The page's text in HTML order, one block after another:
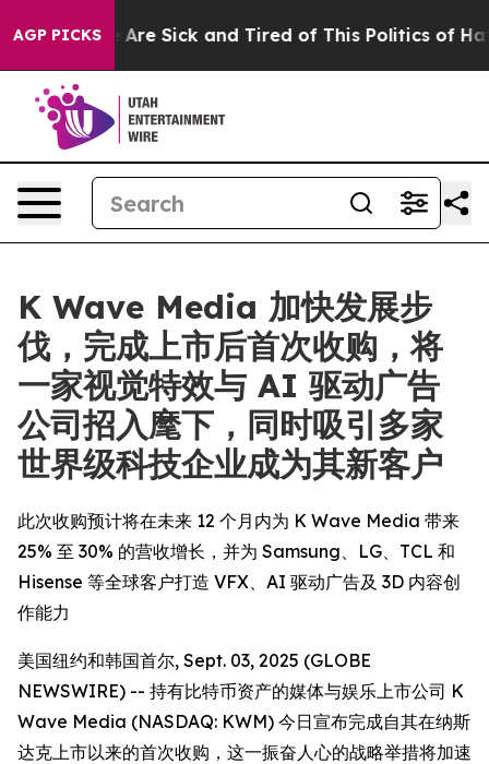
AGP PICKSAre Sick and Tired of This Politics of Hatred”
K Wave Media 加快发展步
伐，完成上市后首次收购，将
一家视觉特效与 AI 驱动广告
公司招入麾下，同时吸引多家
世界级科技企业成为其新客户
此次收购预计将在未来 12 个月内为 K Wave Media 带来
25% 至 30% 的营收增长，并为 Samsung、LG、TCL 和
Hisense 等全球客户打造 VFX、AI 驱动广告及 3D 内容创
作能力
美国纽约和韩国首尔, Sept. 03, 2025 (GLOBE
NEWSWIRE) -- 持有比特币资产的媒体与娱乐上市公司 K
Wave Media (NASDAQ: KWM) 今日宣布完成自其在纳斯
达克上市以来的首次收购，这一振奋人心的战略举措将加速